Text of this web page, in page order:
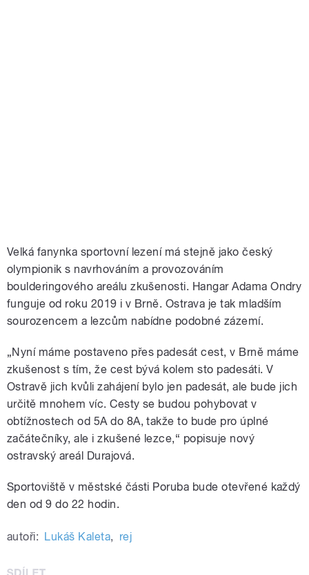
Velká fanynka sportovní lezení má stejně jako český
olympionik s navrhováním a provozováním
boulderingového areálu zkušenosti. Hangar Adama Ondry
funguje od roku 2019 i v Brně. Ostrava je tak mladším
sourozencem a lezcům nabídne podobné zázemí.
„Nyní máme postaveno přes padesát cest, v Brně máme
zkušenost s tím, že cest bývá kolem sto padesáti. V
Ostravě jich kvůli zahájení bylo jen padesát, ale bude jich
určitě mnohem víc. Cesty se budou pohybovat v
obtížnostech od 5A do 8A, takže to bude pro úplné
začátečníky, ale i zkušené lezce,“ popisuje nový
ostravský areál Durajová.
Sportoviště v městské části Poruba bude otevřené každý
den od 9 do 22 hodin.
autoři: Lukáš Kaleta, rej